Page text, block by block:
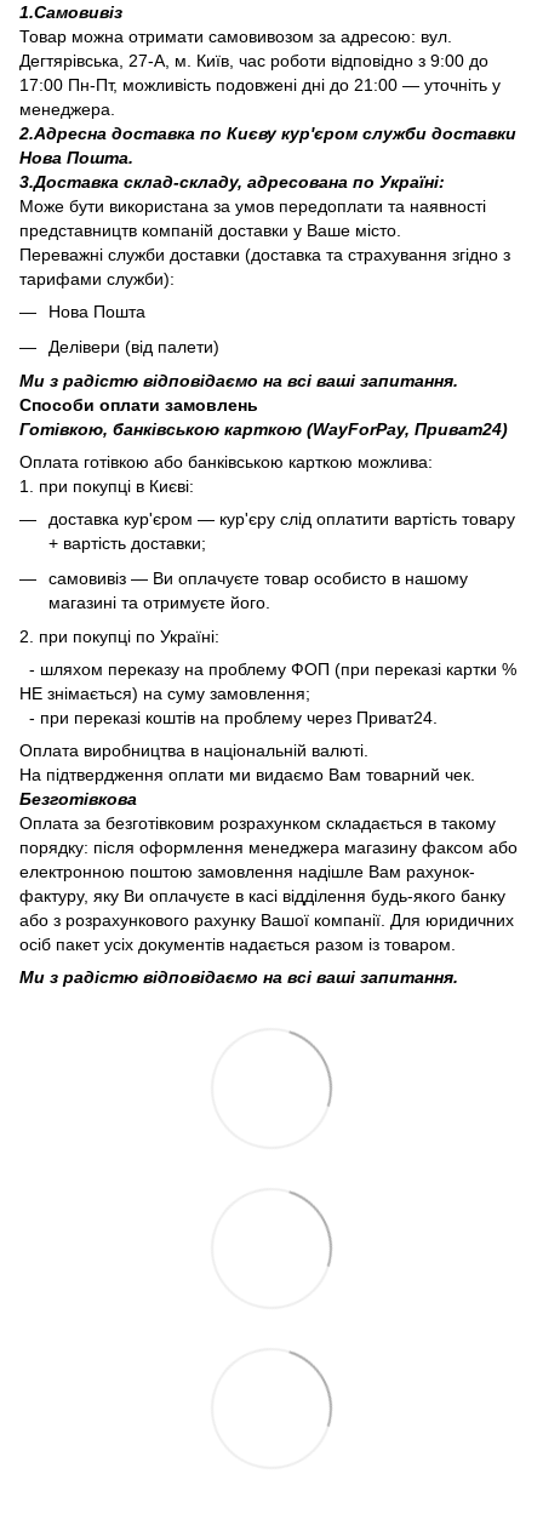
1.Самовивіз
Товар можна отримати самовивозом за адресою: вул.
Дегтярівська, 27-А, м. Київ, час роботи відповідно з 9:00 до
17:00 Пн-Пт, можливість подовжені дні до 21:00 — уточніть у
менеджера.
2.Адресна доставка по Києву кур'єром служби доставки
Нова Пошта.
3.Доставка склад-складу, адресована по Україні:
Може бути використана за умов передоплати та наявності
представництв компаній доставки у Ваше місто.
Переважні служби доставки (доставка та страхування згідно з
тарифами служби):
Нова Пошта
Делівери (від палети)
Ми з радістю відповідаємо на всі ваші запитання.
Способи оплати замовлень
Готівкою, банківською карткою (WayForPay, Приват24)
Оплата готівкою або банківською карткою можлива:
1. при покупці в Києві:
доставка кур'єром — кур'єру слід оплатити вартість товару
+ вартість доставки;
самовивіз — Ви оплачуєте товар особисто в нашому
магазині та отримуєте його.
2. при покупці по Україні:
- шляхом переказу на проблему ФОП (при переказі картки %
НЕ знімається) на суму замовлення;
- при переказі коштів на проблему через Приват24.
Оплата виробництва в національній валюті.
На підтвердження оплати ми видаємо Вам товарний чек.
Безготівкова
Оплата за безготівковим розрахунком складається в такому
порядку: після оформлення менеджера магазину факсом або
електронною поштою замовлення надішле Вам рахунок-
фактуру, яку Ви оплачуєте в касі відділення будь-якого банку
або з розрахункового рахунку Вашої компанії. Для юридичних
осіб пакет усіх документів надається разом із товаром.
Ми з радістю відповідаємо на всі ваші запитання.